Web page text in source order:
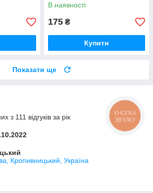
В наявності
175 ₴
Купити
Показати ще
з 111 відгуків за рік
Кропивницький, Україна
КНОПКА
ЗВ'ЯЗКУ